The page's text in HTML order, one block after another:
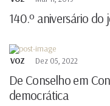
140.º aniversário
VOZ Dez 05, 2022
De Conselho em
democrática